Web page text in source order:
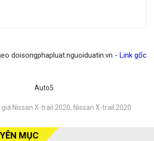
doisongphapluat.nguoiduatin.vn - Link gốc
Auto5
Nissan X-trail 2020, Nissan X-trail 2020
MỤC